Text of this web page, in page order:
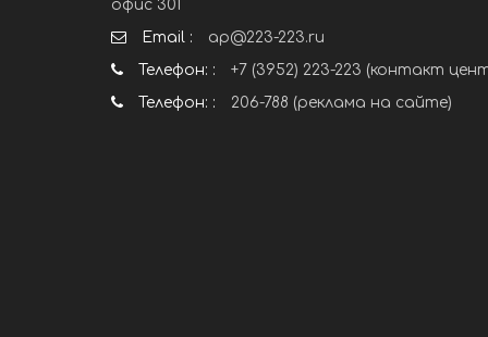
офис 301
Email :
ap@223-223.ru
Телефон: :
+7 (3952) 223-223 (контакт
Телефон: :
206-788 (реклама на сайте)